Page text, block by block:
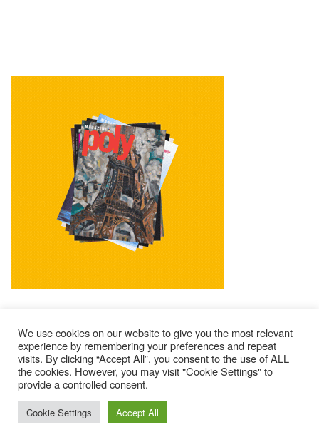
Mentions Légales Contacts
Où Trouver Poly ?
Lire Les Anciens N°
S’abonner À Poly
© 2025 – Magazine Poly – BKN
We use cookies on our website to give you the most relevant
experience by remembering your preferences and repeat
visits. By clicking “Accept All”, you consent to the use of ALL
the cookies. However, you may visit "Cookie Settings" to
provide a controlled consent.
Cookie Settings Accept All